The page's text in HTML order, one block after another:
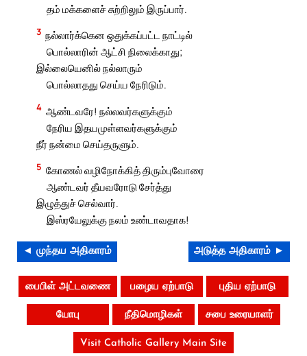
தம் மக்களைச் சுற்றிலும் இருப்பார்.
3 நல்லார்க்கென ஒதுக்கப்பட்ட நாட்டில்
பொல்லாரின் ஆட்சி நிலைக்காது;
இல்லையெனில் நல்லாரும்
பொல்லாதது செய்ய நேரிடும்.
4 ஆண்டவரே! நல்லவர்களுக்கும்
நேரிய இதயமுள்ளவர்களுக்கும்
நீர் நன்மை செய்தருளும்.
5 கோணல் வழிநோக்கித் திரும்புவோரை
ஆண்டவர் தீயவரோடு சேர்த்து
இழுத்துச் செல்வார்.
இஸ்ரயேலுக்கு நலம் உண்டாவதாக!
◄ முந்தய அதிகாரம் அடுத்த அதிகாரம் ►
பைபிள் அட்டவணை பழைய ஏற்பாடு புதிய ஏற்பாடு
யோபு நீதிமொழிகள் சபை உரையாளர்
Visit Catholic Gallery Main Site